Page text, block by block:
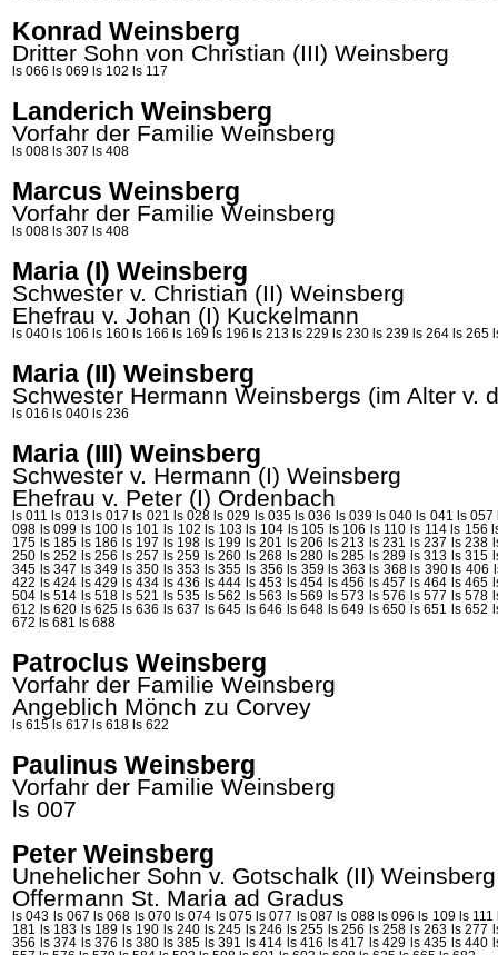
Konrad Weinsberg
Dritter Sohn von Christian (III) Weinsberg
ls 066 ls 069 ls 102 ls 117
Landerich Weinsberg
Vorfahr der Familie Weinsberg
ls 008 ls 307 ls 408
Marcus Weinsberg
Vorfahr der Familie Weinsberg
ls 008 ls 307 ls 408
Maria (I) Weinsberg
Schwester v. Christian (II) Weinsberg
Ehefrau v. Johan (I) Kuckelmann
ls 040 ls 106 ls 160 ls 166 ls 169 ls 196 ls 213 ls 229 ls 230 ls 239 ls 264 ls 265
Maria (II) Weinsberg
Schwester Hermann Weinsbergs (im Alter v.
ls 016 ls 040 ls 236
Maria (III) Weinsberg
Schwester v. Hermann (I) Weinsberg
Ehefrau v. Peter (I) Ordenbach
ls 011 ls 013 ls 017 ls 021 ls 028 ls 029 ls 035 ls 036 ls 039 ls 040 ls 041 ls 057
098 ls 099 ls 100 ls 101 ls 102 ls 103 ls 104 ls 105 ls 106 ls 110 ls 114 ls 156
175 ls 185 ls 186 ls 197 ls 198 ls 199 ls 201 ls 206 ls 213 ls 231 ls 237 ls 238
250 ls 252 ls 256 ls 257 ls 259 ls 260 ls 268 ls 280 ls 285 ls 289 ls 313 ls 315
345 ls 347 ls 349 ls 350 ls 353 ls 355 ls 356 ls 359 ls 363 ls 368 ls 390 ls 406
422 ls 424 ls 429 ls 434 ls 436 ls 444 ls 453 ls 454 ls 456 ls 457 ls 464 ls 465
504 ls 514 ls 518 ls 521 ls 535 ls 562 ls 563 ls 569 ls 573 ls 576 ls 577 ls 578
612 ls 620 ls 625 ls 636 ls 637 ls 645 ls 646 ls 648 ls 649 ls 650 ls 651 ls 652
672 ls 681 ls 688
Patroclus Weinsberg
Vorfahr der Familie Weinsberg
Angeblich Mönch zu Corvey
ls 615 ls 617 ls 618 ls 622
Paulinus Weinsberg
Vorfahr der Familie Weinsberg
ls 007
Peter Weinsberg
Unehelicher Sohn v. Gotschalk (II) Weinsberg
Offermann St. Maria ad Gradus
ls 043 ls 067 ls 068 ls 070 ls 074 ls 075 ls 077 ls 087 ls 088 ls 096 ls 109 ls 111
181 ls 183 ls 189 ls 190 ls 240 ls 245 ls 246 ls 255 ls 256 ls 258 ls 263 ls 277
356 ls 374 ls 376 ls 380 ls 385 ls 391 ls 414 ls 416 ls 417 ls 429 ls 435 ls 440